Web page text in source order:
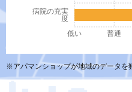
病院の充実
度
低い 普通
※アパマンショップが地域のデータを